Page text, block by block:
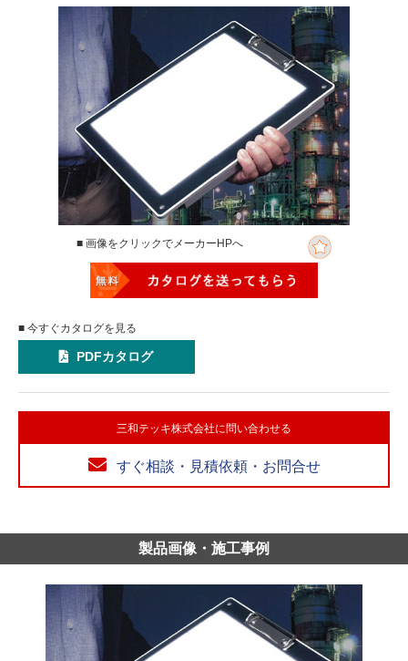
■ 画像をクリックでメーカーHPへ
■ 今すぐカタログを見る
PDFカタログ
三和テッキ株式会社に問い合わせる
すぐ相談・見積依頼・お問合せ
製品画像・施工事例